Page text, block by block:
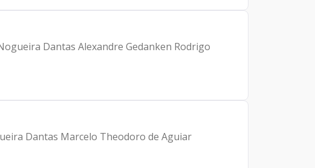
Dantas Alexandre Gedanken Rodrigo
Dantas Marcelo Theodoro de Aguiar